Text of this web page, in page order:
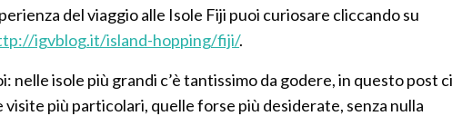
del viaggio alle Isole Fiji puoi curiosare cliccando su
igvblog.it/island-hopping/fiji/.
nelle isole più grandi c’è tantissimo da godere, in questo post ci
visite più particolari, quelle forse più desiderate, senza nulla